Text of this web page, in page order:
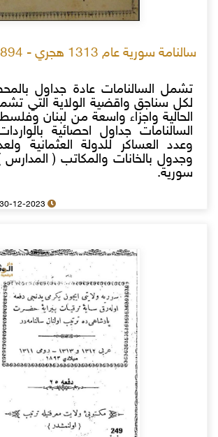
سالنامة سورية عام 1313 هجري - 1894م - الدفعة 26
تشمل السالنامات عادة جداول
لكل سناجق واقضية الولاية التي
الحالية واجزاء واسعة من لبنان
السالنامات جداول احصائية
وعدد العساكر للدولة العثمانية
وجدول بالخانات والمكاتب ( المدارس
سورية.
30-12-2023